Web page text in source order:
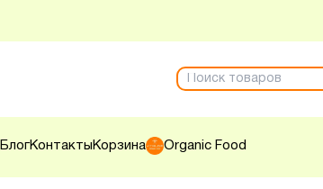
БлогКонтакты Корзина Organic Food